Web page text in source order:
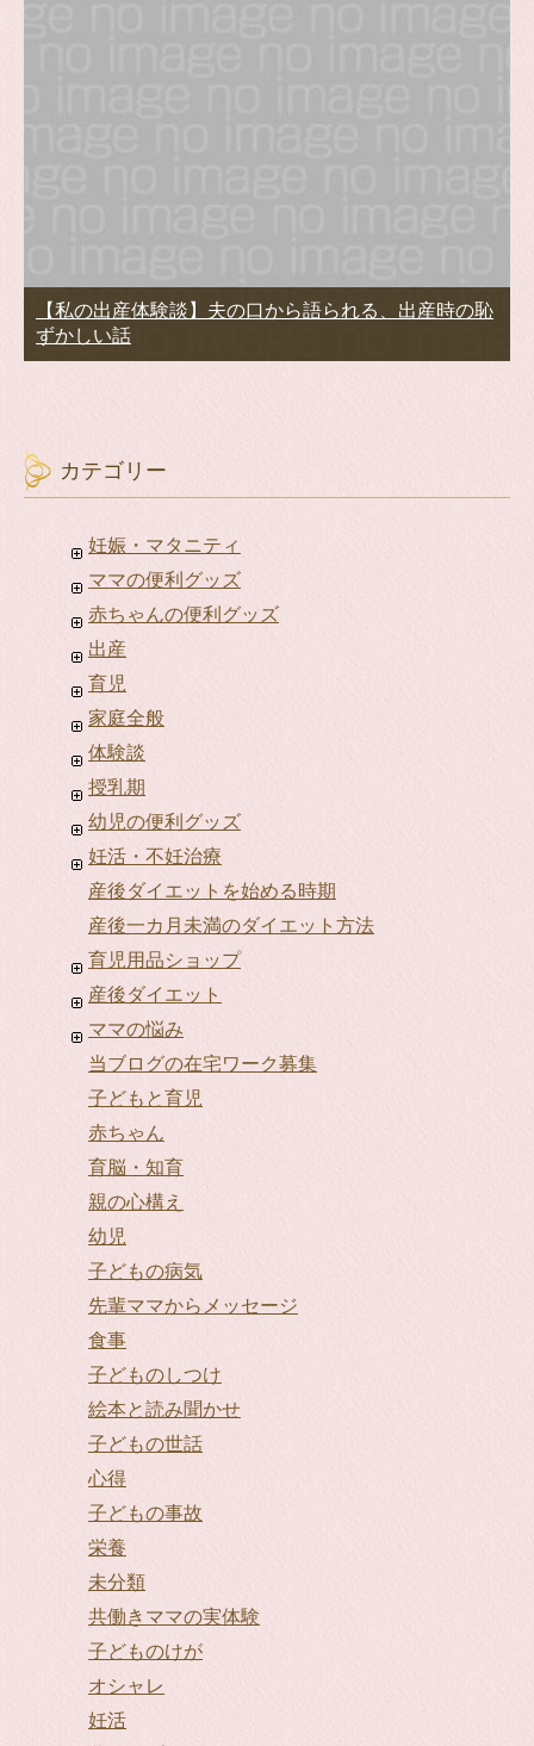
【私の出産体験談】夫の口から語られる、出産時の恥
ずかしい話
カテゴリー
妊娠・マタニティ
ママの便利グッズ
赤ちゃんの便利グッズ
出産
育児
家庭全般
体験談
授乳期
幼児の便利グッズ
妊活・不妊治療
産後ダイエットを始める時期
産後一カ月未満のダイエット方法
育児用品ショップ
産後ダイエット
ママの悩み
当ブログの在宅ワーク募集
子どもと育児
赤ちゃん
育脳・知育
親の心構え
幼児
子どもの病気
先輩ママからメッセージ
食事
子どものしつけ
絵本と読み聞かせ
子どもの世話
心得
子どもの事故
栄養
未分類
共働きママの実体験
子どものけが
オシャレ
妊活